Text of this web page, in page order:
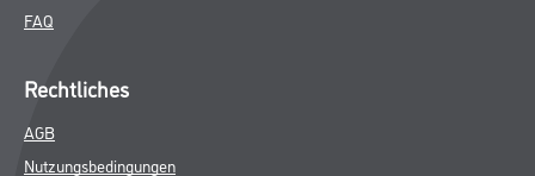
FAQ
Rechtliches
AGB
Nutzungsbedingungen